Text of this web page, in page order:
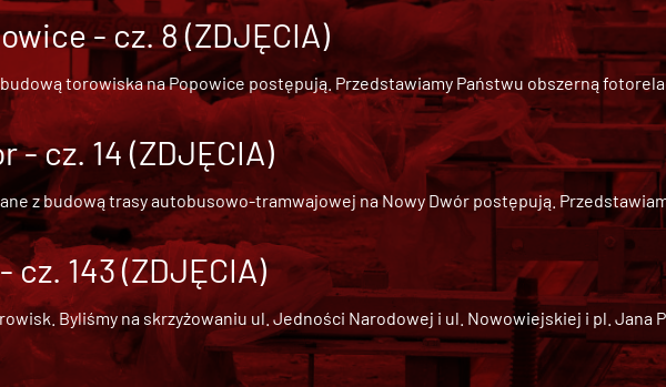
- cz. 8 (ZDJĘCIA)
torowiska na Popowice postępują. Przedstawiamy Państwu obszerną
- cz. 14 (ZDJĘCIA)
zbudową trasy autobusowo-tramwajowej na Nowy Dwórpostępują.
143 (ZDJĘCIA)
Byliśmy na skrzyżowaniu ul. Jedności Narodowej i ul. Nowowiejskiej i pl. Jana